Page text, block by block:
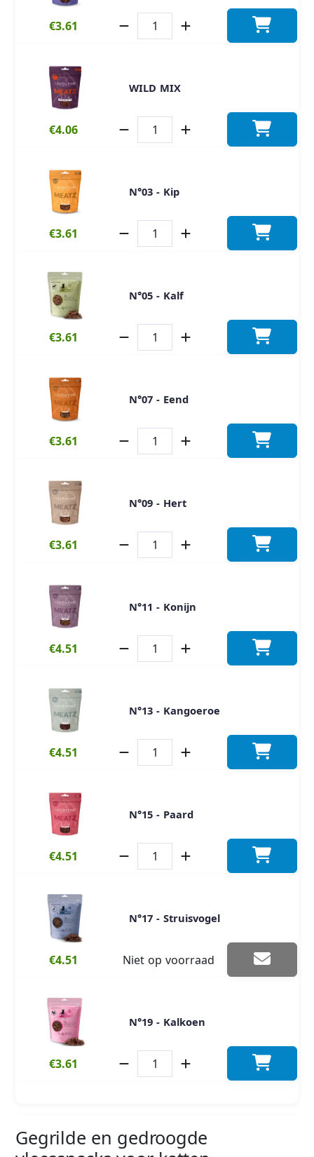
€3.61
WILD MIX
€4.06
N°03 - Kip
€3.61
N°05 - Kalf
€3.61
N°07 - Eend
€3.61
N°09 - Hert
€3.61
N°11 - Konijn
€4.51
N°13 - Kangoeroe
€4.51
N°15 - Paard
€4.51
N°17 - Struisvogel
€4.51 Niet op voorraad
N°19 - Kalkoen
€3.61
Gegrilde en gedroogde